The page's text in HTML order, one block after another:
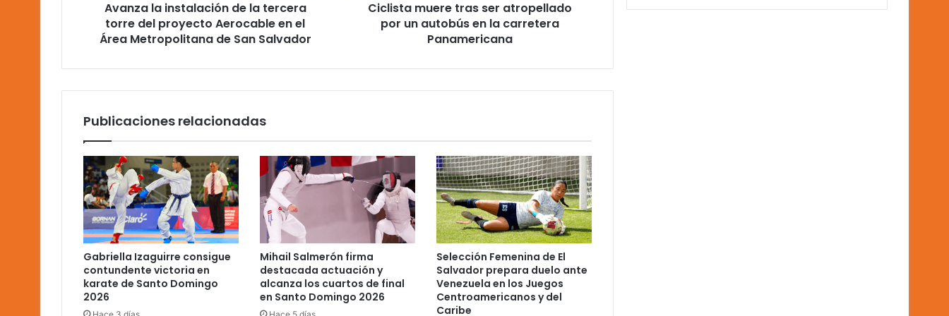
Aerocable
Avanza la instalación de la tercera
torre del proyecto Aerocable en el
Área Metropolitana de San Salvador
carretera
Ciclista muere tras ser atropellado
por un autobús en la carretera
Panamericana
Publicaciones relacionadas
Gabriella Izaguirre consigue
contundente victoria en
karate de Santo Domingo
2026
Mihail Salmerón firma
destacada actuación y
alcanza los cuartos de final
en Santo Domingo 2026
Selección Femenina de El
Salvador prepara duelo ante
Venezuela en los Juegos
Centroamericanos y del
Caribe